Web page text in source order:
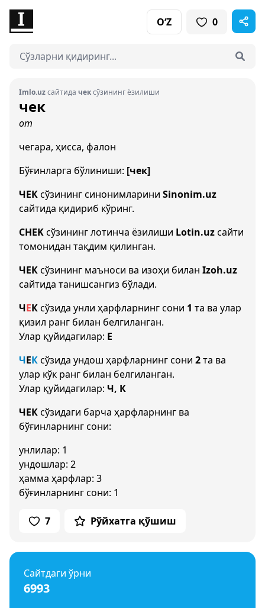
O‘Z 0
Imlo.uzсайтида чексўзининг ёзилиши
чек
от
чегара, ҳисса, фалон
Бўғинларга бўлиниши: [чек]
ЧЕКсўзининг синонимларини Sinonim.uz
сайтида қидириб кўринг.
CHEKсўзининг лотинча ёзилиши Lotin.uzсайти
томонидан тақдим қилинган.
ЧЕКсўзининг маъноси ва изоҳи билан Izoh.uz
сайтида танишсангиз бўлади.
ЧЕКсўзида унли ҳарфларнинг сони 1 та ва улар
қизил ранг билан белгиланган.
Улар қуйидагилар: Е
ЧЕКсўзида ундош ҳарфларнинг сони 2та ва
улар кўк ранг билан белгиланган.
Улар қуйидагилар: Ч, К
ЧЕКсўзидаги барча ҳарфларнинг ва
бўғинларнинг сони:
унлилар: 1
ундошлар: 2
ҳамма ҳарфлар: 3
бўғинларнинг сони: 1
7 Рўйхатга қўшиш
Сайтдаги ўрни
6993